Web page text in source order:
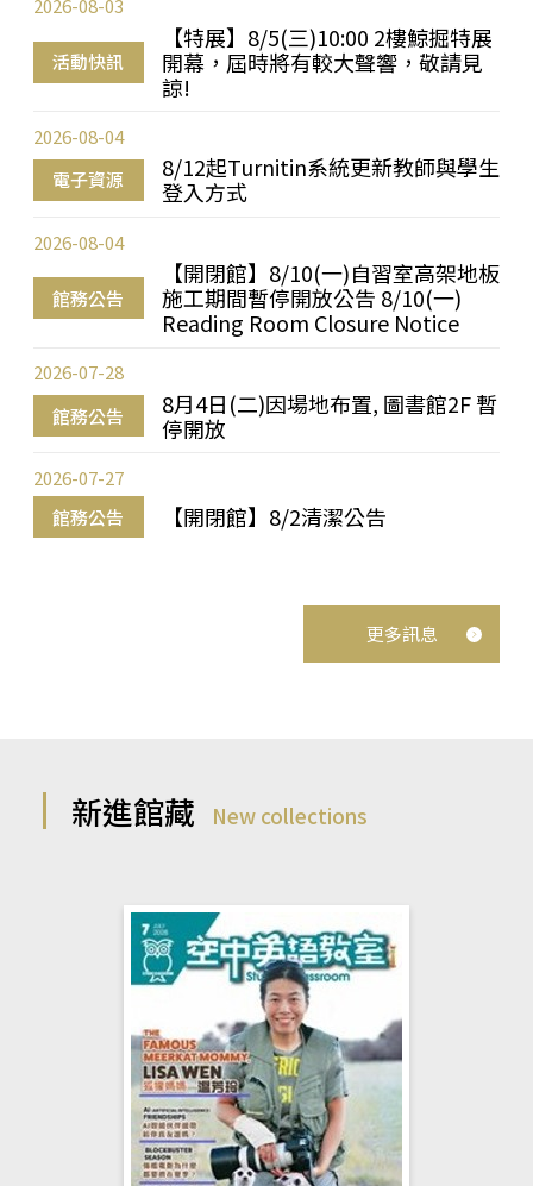
活動快訊
【特展】8/5(三)10:00 2樓鯨掘特展
開幕，屆時將有較大聲響，敬請見
諒!
2026-08-03
電子資源
8/12起Turnitin系統更新教師與學生
登入方式
2026-08-04
館務公告
【開閉館】8/10(一)自習室高架地板
施工期間暫停開放公告 8/10(一)
Reading Room Closure Notice
2026-08-04
館務公告
8月4日(二)因場地布置, 圖書館2F 暫
停開放
2026-07-28
館務公告 【開閉館】8/2清潔公告
2026-07-27
更多訊息
新進館藏 New collections